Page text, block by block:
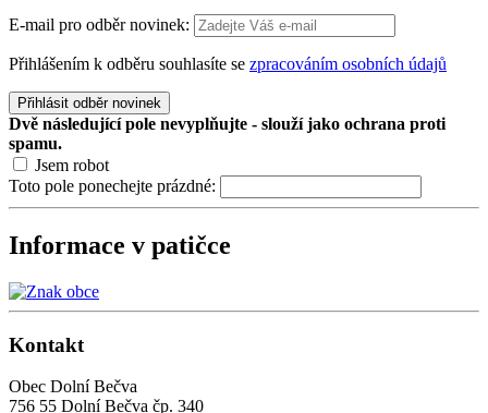
E-mail pro odběr novinek:
Přihlášením k odběru souhlasíte se zpracováním osobních údajů
Přihlásit odběr novinek
Dvě následující pole nevyplňujte - slouží jako ochrana proti
spamu.
Jsem robot
Toto pole ponechejte prázdné:
Informace v patičce
Kontakt
Obec Dolní Bečva
756 55 Dolní Bečva čp. 340